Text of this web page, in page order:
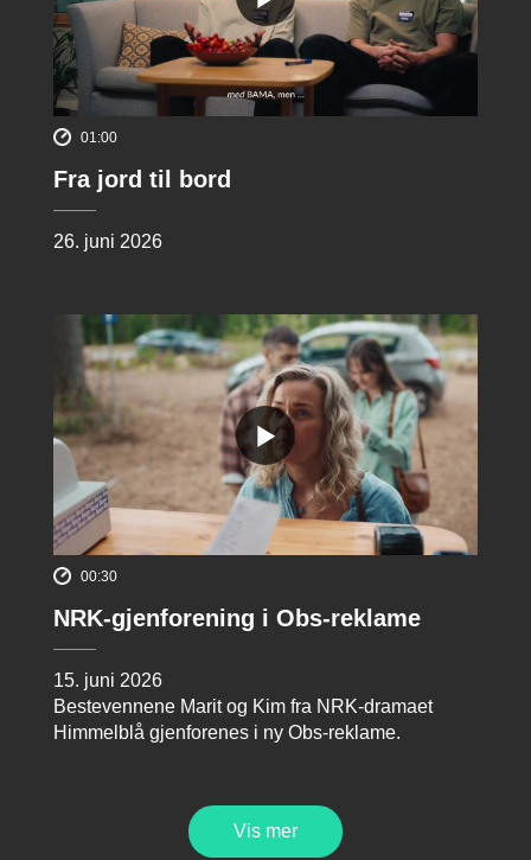
01:00
Fra jord til bord
26. juni 2026
00:30
NRK-gjenforening i Obs-reklame
15. juni 2026
Bestevennene Marit og Kim fra NRK-dramaet
Himmelblå gjenforenes i ny Obs-reklame.
Vis mer